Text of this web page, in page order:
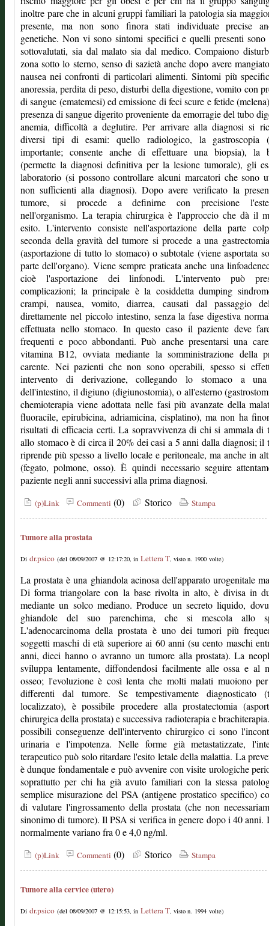
inoltre pare che in alcuni gruppi familiari la patologia sia
presente, ma non sono finora stati individuate precise
genetiche. Non vi sono sintomi specifici e quelli presenti sono
sottovalutati, sia dal malato sia dal medico. Compaiono
zona sotto lo sterno, senso di sazietà anche dopo avere
nausea nei confronti di particolari alimenti. Sintomi più
anoressia, perdita di peso, disturbi della digestione, vomito con
di sangue (ematemesi) ed emissione di feci scure e fetide
presenza di sangue digerito proveniente da emorragie del tubo
anemia, difficoltà a deglutire. Per arrivare alla diagnosi si
diversi tipi di esami: quello radiologico, la gastroscopia
importante; consente anche di effettuare una biopsia), la
(permette la diagnosi definitiva per la lesione tumorale), gli
laboratorio (si possono controllare alcuni marcatori che sono
non sufficienti alla diagnosi). Dopo avere verificato la
tumore, si procede a definirne con precisione
nell'organismo. La terapia chirurgica è l'approccio che dà il
esito. L'intervento consiste nell'asportazione della parte
seconda della gravità del tumore si procede a una
(asportazione di tutto lo stomaco) o subtotale (viene asportata
parte dell'organo). Viene sempre praticata anche una
cioè l'asportazione dei linfonodi. L'intervento può
complicazioni; la principale è la cosiddetta dumping
crampi, nausea, vomito, diarrea, causati dal passaggio
direttamente nel piccolo intestino, senza la fase digestiva
effettuata nello stomaco. In questo caso il paziente deve
frequenti e poco abbondanti. Può anche presentarsi una
vitamina B12, ovviata mediante la somministrazione della
carente. Nei pazienti che non sono operabili, spesso si
intervento di derivazione, collegando lo stomaco a
dell'intestino, il digiuno (digiunostomia), o all'esterno
chemioterapia viene adottata nelle fasi più avanzate della
fluoracile, epirubicina, adriamicina, cisplatino), ma non ha
risultati di efficacia certi. La sopravvivenza di chi si ammala di
allo stomaco è di circa il 20% dei casi a 5 anni dalla diagnosi; il
riprende più spesso a livello locale e peritoneale, ma anche in
(fegato, polmone, osso). È quindi necessario seguire
paziente negli anni successivi alla prima diagnosi.
(p)Link Commenti (0) Storico Stampa
Tumore alla prostata
Di dr.psico (del 08/09/2007 @ 12:17:20, in Lettera T, visto n. 1900 volte)
La prostata è una ghiandola acinosa dell'apparato urogenitale
Di forma triangolare con la base rivolta in alto, è divisa in
mediante un solco mediano. Produce un secreto liquido,
ghiandole del suo parenchima, che si mescola allo
L'adenocarcinoma della prostata è uno dei tumori più
soggetti maschi di età superiore ai 60 anni (su cento maschi
anni, dieci hanno o avranno un tumore alla prostata). La
sviluppa lentamente, diffondendosi facilmente alle ossa e al
osseo; l'evoluzione è così lenta che molti malati muoiono
differenti dal tumore. Se tempestivamente diagnosticato
localizzato), è possibile procedere alla prostatectomia
chirurgica della prostata) e successiva radioterapia e
possibili conseguenze dell'intervento chirurgico ci sono
urinaria e l'impotenza. Nelle forme già metastatizzate,
terapeutico può solo ritardare l'esito letale della malattia. La
è dunque fondamentale e può avvenire con visite urologiche
soprattutto per chi ha già avuto familiari con la stessa
semplice misurazione del PSA (antigene prostatico specifico)
di valutare l'ingrossamento della prostata (che non
sinonimo di tumore). Il PSA si verifica in genere dopo i 40 anni.
normalmente variano fra 0 e 4,0 ng/ml.
(p)Link Commenti (0) Storico Stampa
Tumore alla cervice (utero)
Di dr.psico (del 08/09/2007 @ 12:15:53, in Lettera T, visto n. 1994 volte)